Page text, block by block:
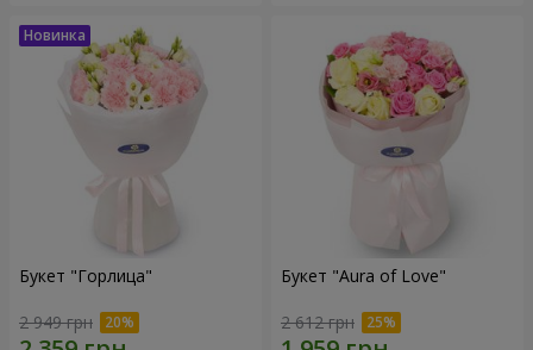
Букет "Горлица"
2 949 грн
Букет "Aura of Love"
2 612 грн